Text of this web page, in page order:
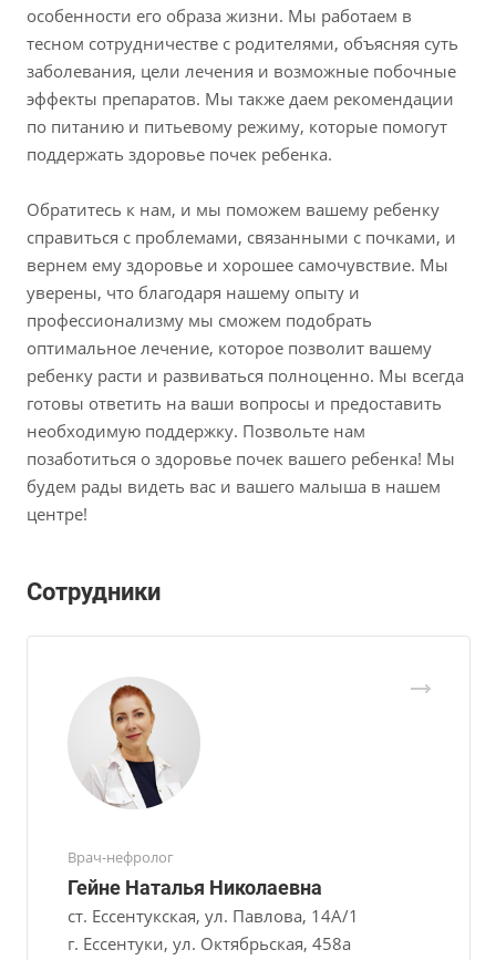
особенности его образа жизни. Мы работаем в
тесном сотрудничестве с родителями, объясняя суть
заболевания, цели лечения и возможные побочные
эффекты препаратов. Мы также даем рекомендации
по питанию и питьевому режиму, которые помогут
поддержать здоровье почек ребенка.
Обратитесь к нам, и мы поможем вашему ребенку
справиться с проблемами, связанными с почками, и
вернем ему здоровье и хорошее самочувствие. Мы
уверены, что благодаря нашему опыту и
профессионализму мы сможем подобрать
оптимальное лечение, которое позволит вашему
ребенку расти и развиваться полноценно. Мы всегда
готовы ответить на ваши вопросы и предоставить
необходимую поддержку. Позвольте нам
позаботиться о здоровье почек вашего ребенка! Мы
будем рады видеть вас и вашего малыша в нашем
центре!
Сотрудники
Врач-нефролог
Гейне Наталья Николаевна
ст. Ессентукская, ул. Павлова, 14А/1
г. Ессентуки, ул. Октябрьская, 458а